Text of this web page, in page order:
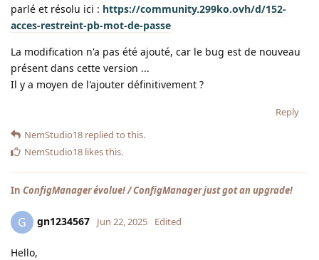
parlé et résolu ici : https://community.299ko.ovh/d/152-
acces-restreint-pb-mot-de-passe
La modification n'a pas été ajouté, car le bug est de nouveau
présent dans cette version ...
Il y a moyen de l'ajouter définitivement ?
Reply
NemStudio18 replied to this.
NemStudio18 likes this.
In ConfigManager évolue! / ConfigManager just got an upgrade!
G gn1234567 Jun 22, 2025 Edited
Hello,